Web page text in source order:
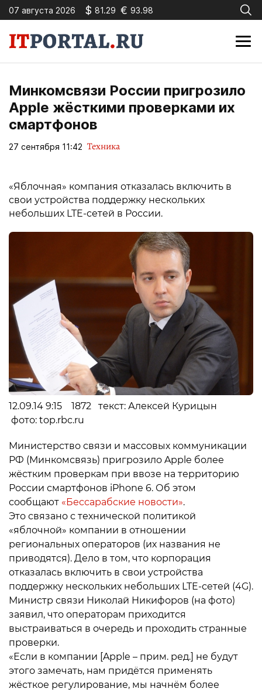
07 августа 2026 $ 81.29 € 93.98
Минкомсвязи России пригрозило
Apple жёсткими проверками их
смартфонов
27 сентября 11:42 Техника
«Яблочная» компания отказалась включить в
свои устройства поддержку нескольких
небольших LTE-сетей в России.
12.09.14 9:15 1872 текст: Алексей Курицын
фото: top.rbc.ru
Министерство связи и массовых коммуникации
РФ (Минкомсвязь) пригрозило Apple более
жёстким проверкам при ввозе на территорию
России смартфонов iPhone 6. Об этом
сообщают «Бессарабские новости».
Это связано с технической политикой
«яблочной» компании в отношении
региональных операторов (их названия не
приводятся). Дело в том, что корпорация
отказалась включить в свои устройства
поддержку нескольких небольших LTE-сетей (4G).
Министр связи Николай Никифоров (на фото)
заявил, что операторам приходится
выстраиваться в очередь и проходить странные
проверки.
«Если в компании [Apple – прим. ред.] не будут
этого замечать, нам придётся применять
жёсткое регулирование, мы начнём более